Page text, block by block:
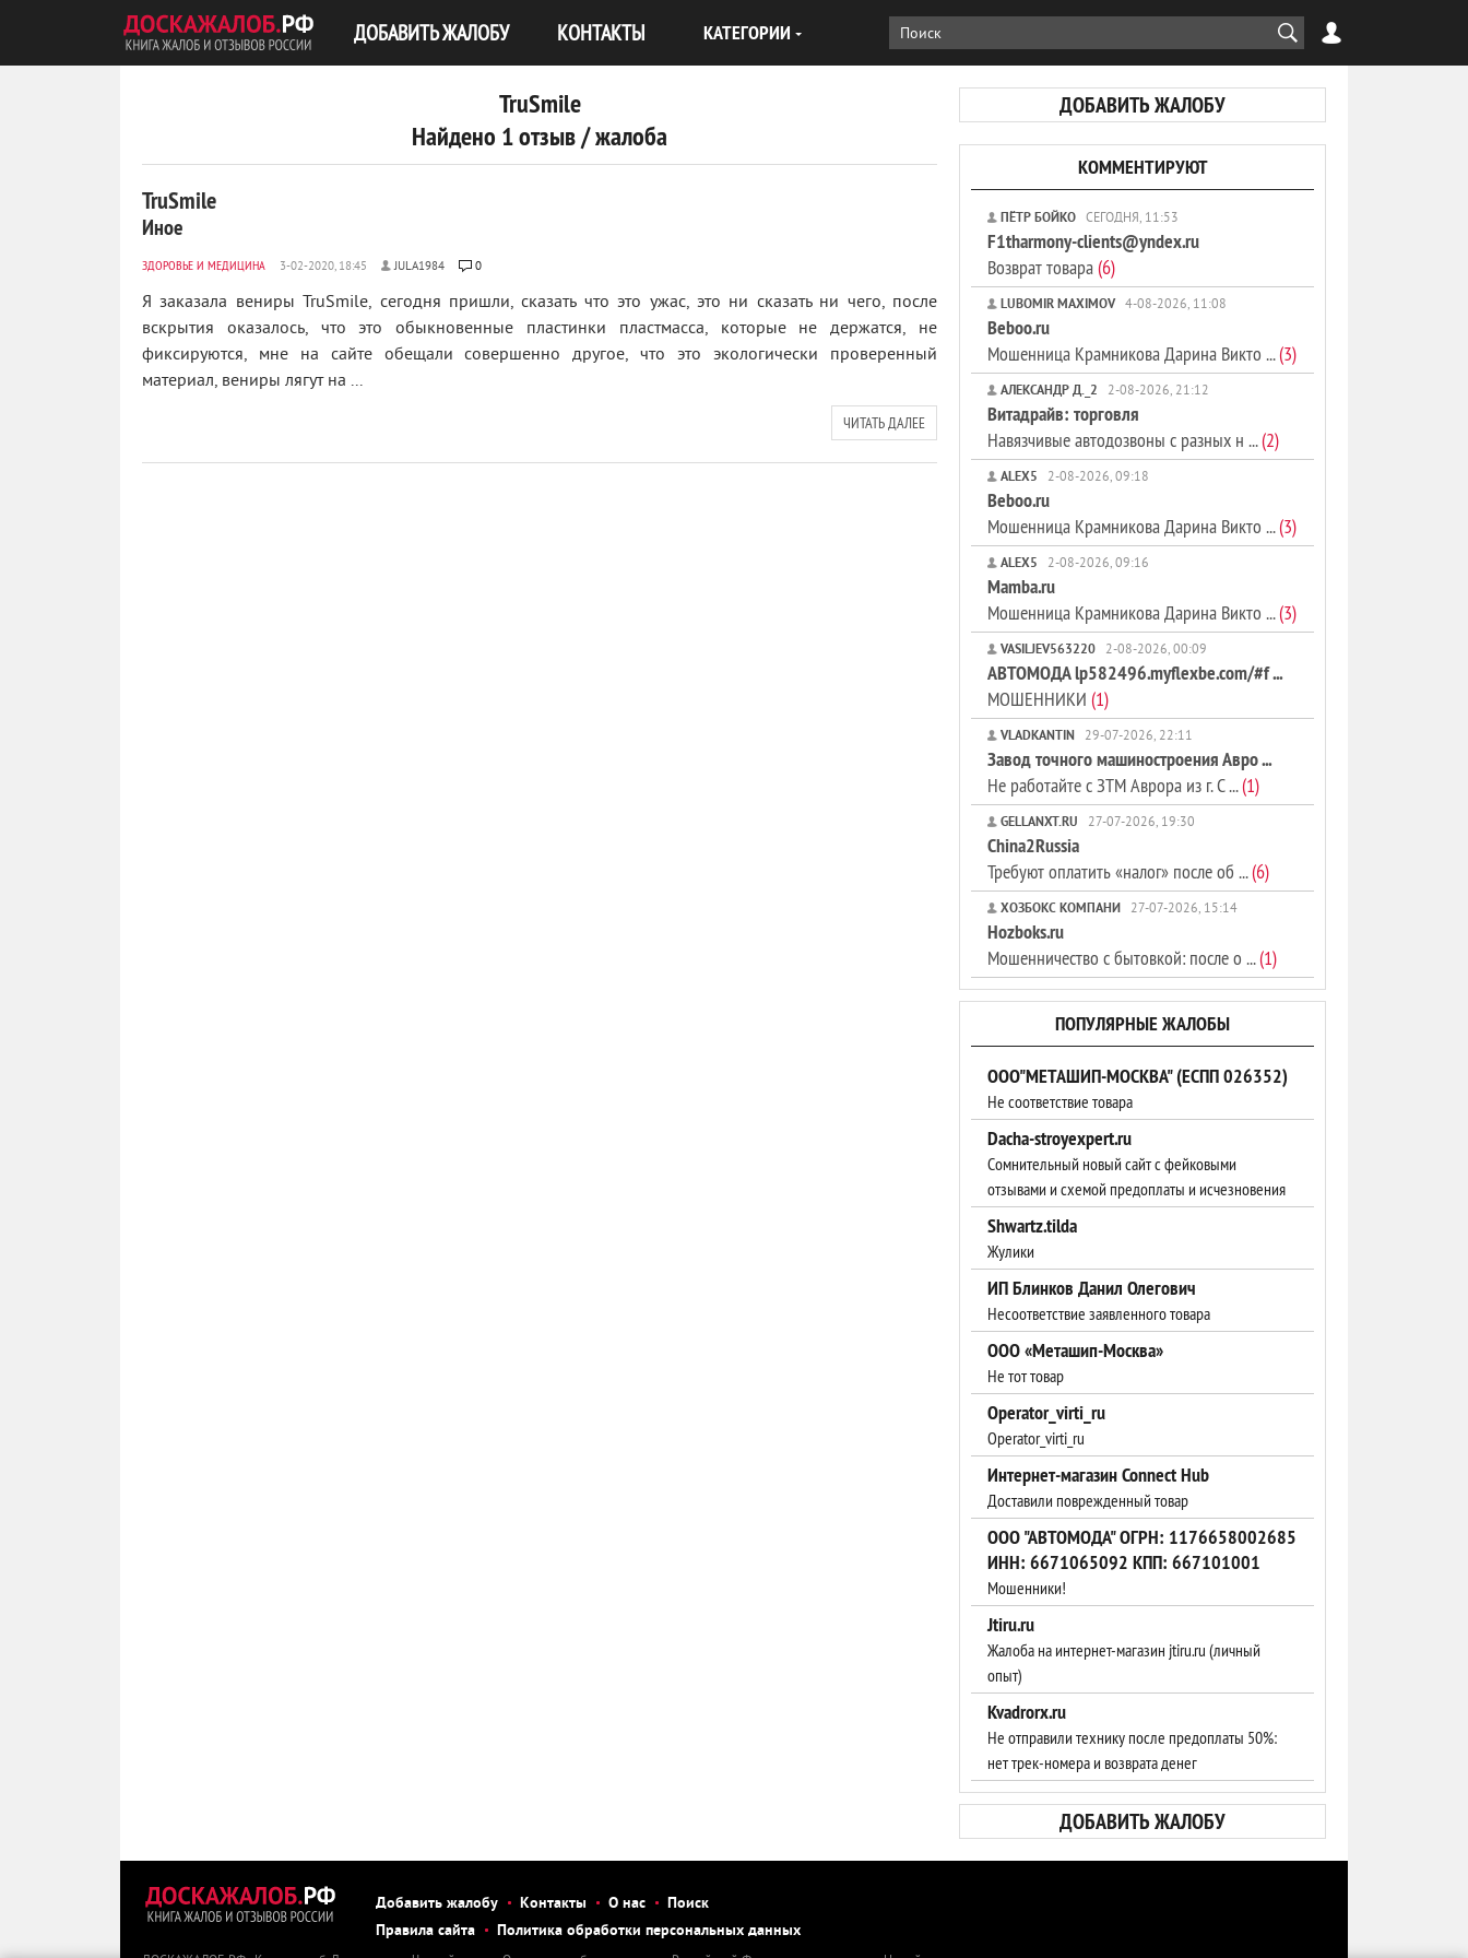
ДОБАВИТЬ ЖАЛОБУ КОНТАКТЫ КАТЕГОРИИ
ДОБАВИТЬ ЖАЛОБУ
TruSmile
Найдено 1 отзыв / жалоба
TruSmile
Иное
ЗДОРОВЬЕ И МЕДИЦИНА JULA1984 0
Я заказала вениры TruSmile, сегодня пришли, сказать что это ужас, это ни сказать ни чего, после
вскрытия оказалось, что это обыкновенные пластинки пластмасса, которые не держатся, не
фиксируются, мне на сайте обещали совершенно другое, что это экологически проверенный
материал, вениры лягут на ...
ЧИТАТЬ ДАЛЕЕ
КОММЕНТИРУЮТ
ПЁТР БОЙКО СЕГОДНЯ, 11:53
F1tharmony-clients@yndex.ru
Возврат товара(6)
LUBOMIR MAXIMOV 4-08-2026, 11:08
Beboo.ru
Мошенница Крамникова Дарина Викто ...(3)
АЛЕКСАНДР Д._2 2-08-2026, 21:12
Витадрайв: торговля
Навязчивые автодозвоны с разных н ...(2)
ALEX5 2-08-2026, 09:18
Beboo.ru
Мошенница Крамникова Дарина Викто ...(3)
ALEX5 2-08-2026, 09:16
Mamba.ru
Мошенница Крамникова Дарина Викто ...(3)
VASILJEV563220 2-08-2026, 00:09
АВТОМОДА lp582496.myflexbe.com/#f ...
МОШЕННИКИ (1)
VLADKANTIN 29-07-2026, 22:11
Завод точного машиностроения Авро ...
Не работайте с ЗТМ Аврора из г. С ...(1)
GELLANXT.RU 27-07-2026, 19:30
China2Russia
Требуют оплатить «налог» после об ...(6)
ХОЗБОКС КОМПАНИ 27-07-2026, 15:14
Hozboks.ru
Мошенничество с бытовкой: после о ...(1)
ПОПУЛЯРНЫЕ ЖАЛОБЫ
ООО"МЕТАШИП-МОСКВА" (ЕСПП 026352)
Не соответствие товара
Dacha-stroyexpert.ru
Сомнительный новый сайт с фейковыми
отзывами и схемой предоплаты и исчезновения
Shwartz.tilda
Жулики
ИП Блинков Данил Олегович
Несоответствие заявленного товара
ООО «Меташип-Москва»
Не тот товар
Operator_virti_ru
Operator_virti_ru
Интернет-магазин Connect Hub
Доставили поврежденный товар
ООО "АВТОМОДА" ОГРН: 1176658002685
ИНН: 6671065092 КПП: 667101001
Мошенники!
Jtiru.ru
Жалоба на интернет-магазин jtiru.ru (личный
опыт)
Kvadrorx.ru
Не отправили технику после предоплаты 50%:
нет трек-номера и возврата денег
ДОБАВИТЬ ЖАЛОБУ
Добавить жалобу Контакты О нас
Поиск
Правила сайта
Политика обработки персональных данных